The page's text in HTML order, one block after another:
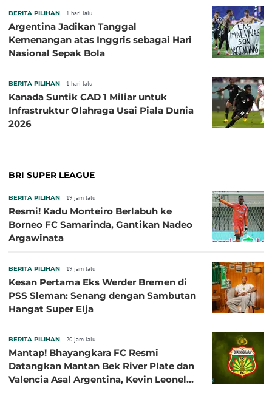
BERITA PILIHAN 1 hari lalu
Argentina Jadikan Tanggal
Kemenangan atas Inggris sebagai Hari
Nasional Sepak Bola
BERITA PILIHAN 1 hari lalu
Kanada Suntik CAD 1 Miliar untuk
Infrastruktur Olahraga Usai Piala Dunia
2026
BRI SUPER LEAGUE
BERITA PILIHAN 19 jam lalu
Resmi! Kadu Monteiro Berlabuh ke
Borneo FC Samarinda, Gantikan Nadeo
Argawinata
BERITA PILIHAN 19 jam lalu
Kesan Pertama Eks Werder Bremen di
PSS Sleman: Senang dengan Sambutan
Hangat Super Elja
BERITA PILIHAN 20 jam lalu
Mantap! Bhayangkara FC Resmi
Datangkan Mantan Bek River Plate dan
Valencia Asal Argentina, Kevin Leonel